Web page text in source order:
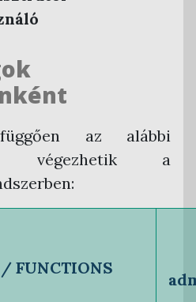
az alábbi
végezhetik a
FUNCTIONS